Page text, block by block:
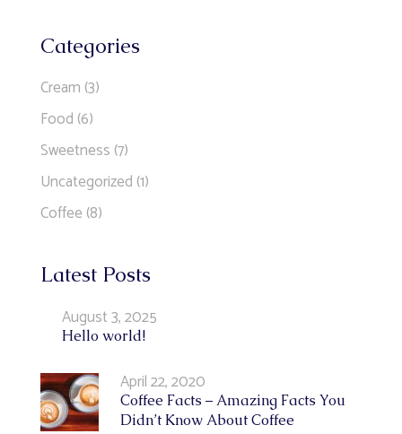
Categories
Cream (3)
Food (6)
Sweetness (7)
Uncategorized (1)
Coffee (8)
Latest Posts
August 3, 2025
Hello world!
April 22, 2020
Coffee Facts – Amazing Facts You
Didn’t Know About Coffee